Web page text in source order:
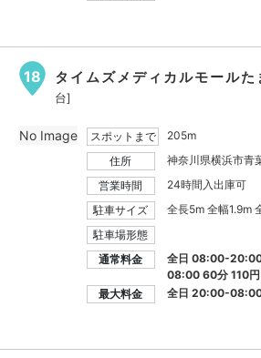
18 タイムズメディカルモールた
台]
スポットまで
205m
住所
神奈川県横浜市青
営業時間
24時間入出庫可
駐車サイズ
全長5m 全幅1.9m
駐車場形態
通常料金
全日 08:00-
08:00 60分 110円
最大料金
全日 20:00-
No Image